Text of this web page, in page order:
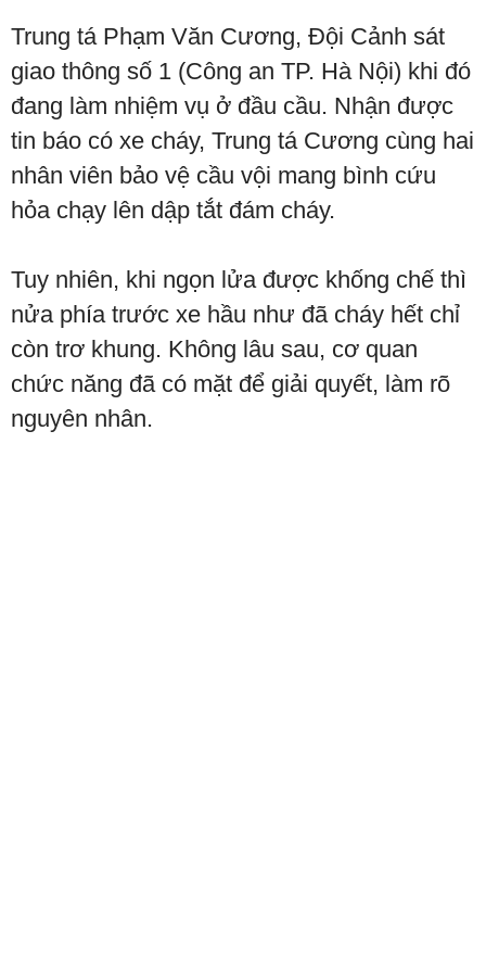
Trung tá Phạm Văn Cương, Đội Cảnh sát
giao thông số 1 (Công an TP. Hà Nội) khi đó
đang làm nhiệm vụ ở đầu cầu. Nhận được
tin báo có xe cháy, Trung tá Cương cùng hai
nhân viên bảo vệ cầu vội mang bình cứu
hỏa chạy lên dập tắt đám cháy.
Tuy nhiên, khi ngọn lửa được khống chế thì
nửa phía trước xe hầu như đã cháy hết chỉ
còn trơ khung. Không lâu sau, cơ quan
chức năng đã có mặt để giải quyết, làm rõ
nguyên nhân.